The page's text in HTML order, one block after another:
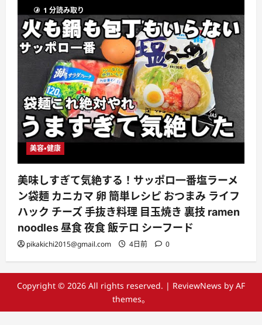
1 分読み取り
美容・健康
美味しすぎて気絶する！サッポロ一番塩ラーメ
ン袋麺 カニカマ 卵 簡単レシピ おつまみ ライフ
ハック チーズ 手抜き料理 目玉焼き 裏技 ramen
noodles 昼食 夜食 飯テロ シーフード
pikakichi2015@gmail.com 4日前 0
Copyright © 2026 All rights reserved. | ReviewNews by AF
themes。